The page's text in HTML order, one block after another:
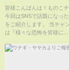
心霊
皆様こんばんは！ものこチ
今回はSNSで話題になっ
をご紹介します。 当チャ
は『様々な恐怖を皆様に...